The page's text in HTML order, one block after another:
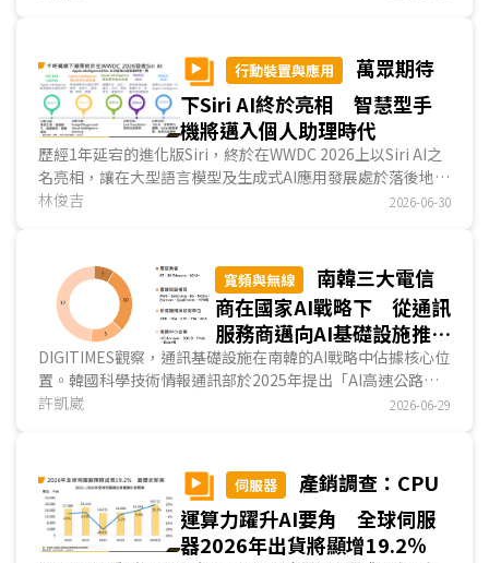
行動裝置與應用
萬眾期待
下Siri AI終於亮相 智慧型手
機將邁入個人助理時代
歷經1年延宕的進化版Siri，終於在WWDC 2026上以Siri AI之
名亮相，讓在大型語言模型及生成式AI應用發展處於落後地位
的蘋果迎頭趕上競爭者。DIGITIMES認為，相較於...
林俊吉 2026-06-30
寬頻與無線
南韓三大電信
商在國家AI戰略下 從通訊
服務商邁向AI基礎設施推動
者
DIGITIMES觀察，通訊基礎設施在南韓的AI戰略中佔據核心位
置。韓國科學技術情報通訊部於2025年提出「AI高速公路」
戰略，將行動通訊、有線光纖、海底電纜與低軌衛星等四層通
商SK電信(SK Telecom；SKT)、韓國電信(Korea
Telecom；KT)與LG U+從營收承壓的內需業者，集體升級為
國家AI主權的執行載體。對照全球多數電信業者，多以個別摸
索的方式推進AI轉型，南韓則展現出電信業集體升級的政策與
許凱崴 2026-06-29
伺服器
產銷調查：CPU
運算力躍升AI要角 全球伺服
器2026年出貨將顯增19.2％